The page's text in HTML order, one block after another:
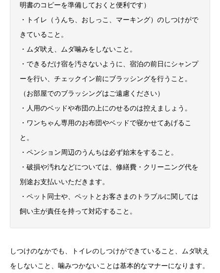
明書のコピーを準備しておくと便利です）
・トイレ（うんち、おしっこ、マーキング）のしつけがで
きていること。
・ムダ吠え、ムダ噛みをしないこと。
・できるだけ宿を汚さないように、宿泊の前日にシャンプ
ーを行い、チェックイン前にブラッシングを行うこと。
（お部屋でのブラッシングはご遠慮ください）
・人用のベッドや布団の上にのせるのは控えましょう。
・ワンちゃん専用のお布団やベッドで寝かせてあげるこ
と。
・ペンション周辺のうんちは必ず始末をすること。
・破損や汚れなどについては、修繕費・クリーニング代を
別途お支払いいただきます。
・ペット同士や、ペットとお客さまのトラブルに関しては
飼い主が責任を持って対応すること。
しつけのなかでも、トイレのしつけができていること、ムダ吠え
をしないこと、噛みつかないことは基本的なマナーになります。